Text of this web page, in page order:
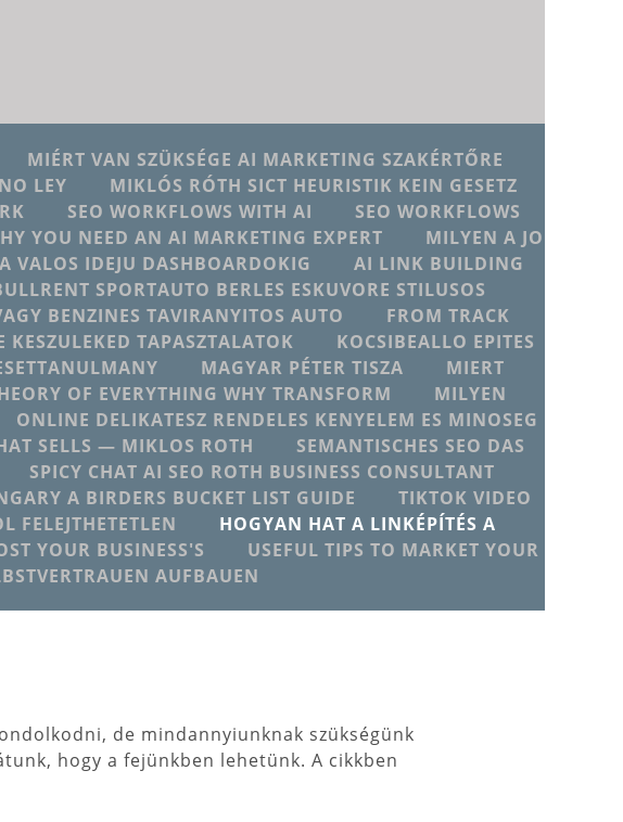
MIÉRT VAN SZÜKSÉGE AI MARKETING SZAKÉRTŐRE
LEY
MIKLÓS RÓTH SICT HEURISTIK KEIN GESETZ
SEO WORKFLOWS WITH AI
SEO WORKFLOWS
YOU NEED AN AI MARKETING EXPERT
MILYEN A JO
VALOS IDEJU DASHBOARDOKIG
AI LINK BUILDING
SPORTAUTO BERLES ESKUVORE STILUSOS
BENZINES TAVIRANYITOS AUTO
FROM TRACK
KESZULEKED TAPASZTALATOK
KOCSIBEALLO EPITES
MAGYAR PÉTER TISZA
MIERT
OF EVERYTHING WHY TRANSFORM
MILYEN
ONLINE DELIKATESZ RENDELES KENYELEM ES MINOSEG
SELLS — MIKLOS ROTH
SEMANTISCHES SEO DAS
SPICY CHAT AI SEO ROTH BUSINESS CONSULTANT
A BIRDERS BUCKET LIST GUIDE
TIKTOK VIDEO
FELEJTHETETLEN
HOGYAN HAT A LINKÉPÍTÉS A
YOUR BUSINESS'S
USEFUL TIPS TO MARKET YOUR
AUFBAUEN
de mindannyiunknak szükségünk
hogy a fejünkben lehetünk. A cikkben